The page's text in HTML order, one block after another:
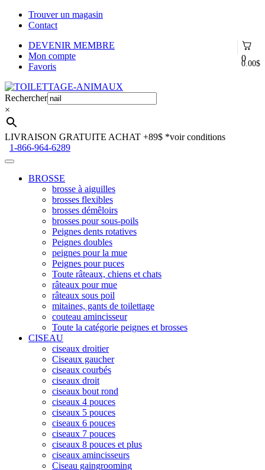
Trouver un magasin
Contact
0
0.00$
DEVENIR MEMBRE
Mon compte
Favoris
Aller
à
la
navigation
Aller
au
contenu
Rechercher
×
LIVRAISON GRATUITE ACHAT +89$ *voir conditions
1-866-964-6289
BROSSE
brosse à aiguilles
brosses flexibles
brosses démêloirs
brosses pour sous-poils
Peignes dents rotatives
Peignes doubles
peignes pour la mue
Peignes pour puces
Toute râteaux, chiens et chats
râteaux pour mue
râteaux sous poil
mitaines, gants de toilettage
couteau amincisseur
Toute la catégorie peignes et brosses
CISEAU
ciseaux droitier
Ciseaux gaucher
ciseaux courbés
ciseaux droit
ciseaux bout rond
ciseaux 4 pouces
ciseaux 5 pouces
ciseaux 6 pouces
ciseaux 7 pouces
ciseaux 8 pouces et plus
ciseaux amincisseurs
Ciseau gaingrooming